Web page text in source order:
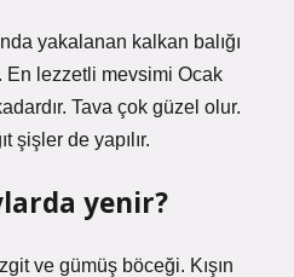
yakalanan kalkan balığı
En lezzetli mevsimi Ocak
Tava çok güzel olur.
şişler de yapılır.
yenir?
ve gümüş böceği. Kışın